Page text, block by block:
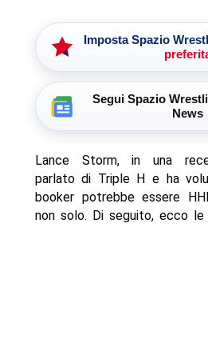
Imposta Spazio
Segui Spazio
News
Lance Storm, in una
parlato di Triple H e ha
booker potrebbe essere
non solo. Di seguito, ecco le